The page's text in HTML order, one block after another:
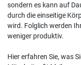
sondern es kann auf
durch die einseitige
wird. Folglich werden
weniger produktiv.
Hier erfahren Sie, was